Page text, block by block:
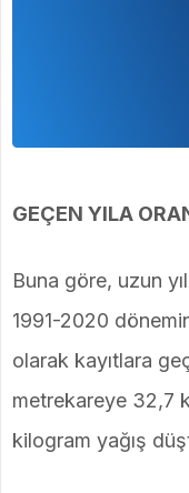
GEÇEN YILA
Buna göre, uzun
1991-2020
olarak kayıtlara
metrekareye 32,7
kilogram yağış